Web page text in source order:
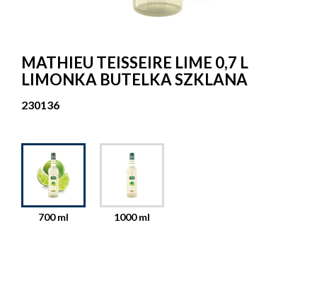
MATHIEU TEISSEIRE LIME 0,7 L
LIMONKA BUTELKA SZKLANA
230136
700 ml 1000 ml